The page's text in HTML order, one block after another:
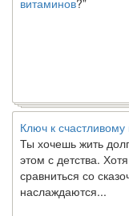
Ключ к счастливому
Ты хочешь жить
этом с детства.
сравниться со
наслаждаются...